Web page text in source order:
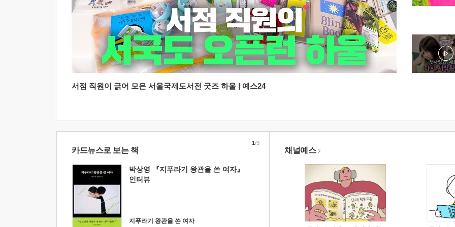
서점 직원이 긁어 모은 서울국제도서전 굿즈 하울 | 예스24
카드뉴스로 보는 책
박상영 『지푸라기 왕관을 쓴 여자』
인터뷰
지푸라기 왕관을 쓴 여자
1/3
채널예스